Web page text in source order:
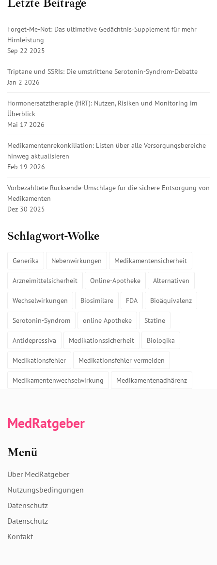
Letzte Beiträge
Forget-Me-Not: Das ultimative Gedächtnis‑Supplement für mehr
Hirnleistung
Sep 22 2025
Triptane und SSRIs: Die umstrittene Serotonin-Syndrom-Debatte
Jan 2 2026
Hormonersatztherapie (HRT): Nutzen, Risiken und Monitoring im
Überblick
Mai 17 2026
Medikamentenrekonkiliation: Listen über alle Versorgungsbereiche
hinweg aktualisieren
Feb 19 2026
Vorbezahltete Rücksende-Umschläge für die sichere Entsorgung von
Medikamenten
Dez 30 2025
Schlagwort-Wolke
Generika Nebenwirkungen Medikamentensicherheit
Arzneimittelsicherheit Online-Apotheke Alternativen
Wechselwirkungen Biosimilare FDA Bioäquivalenz
Serotonin-Syndrom online Apotheke Statine
Antidepressiva Medikationssicherheit Biologika
Medikationsfehler Medikationsfehler vermeiden
Medikamentenwechselwirkung Medikamentenadhärenz
MedRatgeber
Menü
Über MedRatgeber
Nutzungsbedingungen
Datenschutz
Datenschutz
Kontakt